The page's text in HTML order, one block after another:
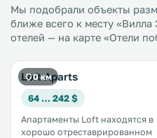
Мы подобрали объекты
ближе всего к месту
отелей — на карте «Отели
0 км
Loft Aparts
64 … 242 $
Апартаменты Loft находятся в
хорошо отреставрированном